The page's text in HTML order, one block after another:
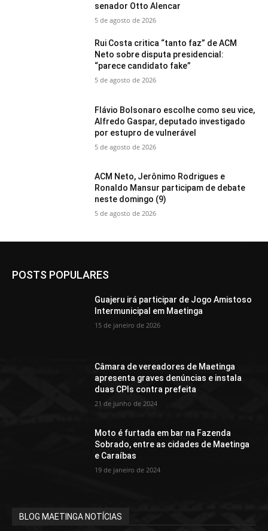
senador Otto Alencar
5 de agosto de 2026
Rui Costa critica “tanto faz” de ACM
Neto sobre disputa presidencial:
“parece candidato fake”
5 de agosto de 2026
Flávio Bolsonaro escolhe como seu vice,
Alfredo Gaspar, deputado investigado
por estupro de vulnerável
5 de agosto de 2026
ACM Neto, Jerônimo Rodrigues e
Ronaldo Mansur participam de debate
neste domingo (9)
5 de agosto de 2026
POSTS POPULARES
Guajeru irá participar de Jogo Amistoso
Intermunicipal em Maetinga
15 de janeiro de 2026
Câmara de vereadores de Maetinga
apresenta graves denúncias e instala
duas CPIs contra prefeita
21 de junho de 2024
Moto é furtada em bar na Fazenda
Sobrado, entre as cidades de Maetinga
e Caraíbas
19 de janeiro de 2024
BLOG MAETINGA NOTÍCIAS